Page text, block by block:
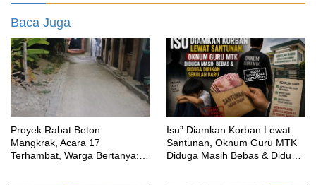
Baca Juga
Proyek Rabat Beton
Mangkrak, Acara 17
Terhambat, Warga Bertanya:
‎Isu” Diamkan Korban Lewat
Santunan, Oknum Guru MTK
Diduga Masih Bebas & Diduga